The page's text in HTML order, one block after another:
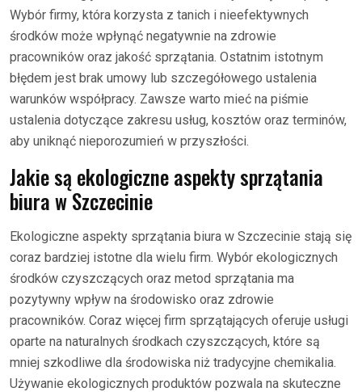
Wybór firmy, która korzysta z tanich i nieefektywnych
środków może wpłynąć negatywnie na zdrowie
pracowników oraz jakość sprzątania. Ostatnim istotnym
błędem jest brak umowy lub szczegółowego ustalenia
warunków współpracy. Zawsze warto mieć na piśmie
ustalenia dotyczące zakresu usług, kosztów oraz terminów,
aby uniknąć nieporozumień w przyszłości.
Jakie są ekologiczne aspekty sprzątania
biura w Szczecinie
Ekologiczne aspekty sprzątania biura w Szczecinie stają się
coraz bardziej istotne dla wielu firm. Wybór ekologicznych
środków czyszczących oraz metod sprzątania ma
pozytywny wpływ na środowisko oraz zdrowie
pracowników. Coraz więcej firm sprzątających oferuje usługi
oparte na naturalnych środkach czyszczących, które są
mniej szkodliwe dla środowiska niż tradycyjne chemikalia.
Używanie ekologicznych produktów pozwala na skuteczne